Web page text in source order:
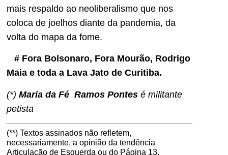
mais respaldo ao neoliberalismo que nos
coloca de joelhos diante da pandemia, da
volta do mapa da fome.
# Fora Bolsonaro, Fora Mourão, Rodrigo
Maia e toda a Lava Jato de Curitiba.
(*) Maria da Fé Ramos Pontes é militante
petista
(**) Textos assinados não refletem,
necessariamente, a opinião da tendência
Articulação de Esquerda ou do Página 13.